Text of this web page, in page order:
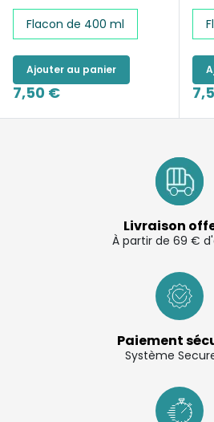
Flacon de 400 ml
Ajouter au panier
7,50 €
Livraison
À partir de 69 €
Paiement
Système